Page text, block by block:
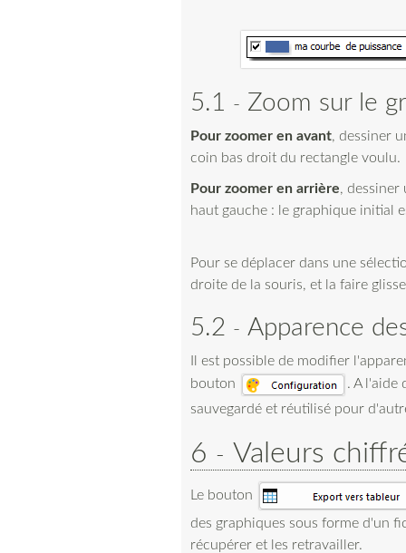
5.1 Zoom sur le
Pour zoomer en avant, dessiner
coin bas droit du rectangle voulu.
Pour zoomer en arrière, dessiner
haut gauche : le graphique initial
Pour se déplacer dans une
droite de la souris, et la faire
5.2 Apparence
Il est possible de modifier
bouton
. A l'aide
sauvegardé et réutilisé pour
6 Valeurs
Le bouton
des graphiques sous forme d'un
récupérer et les retravailler.